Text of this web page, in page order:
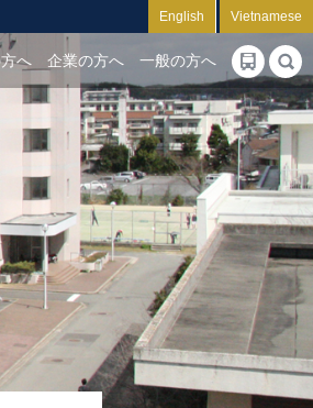
English Vietnamese
へ 企業の方へ 一般の方へ